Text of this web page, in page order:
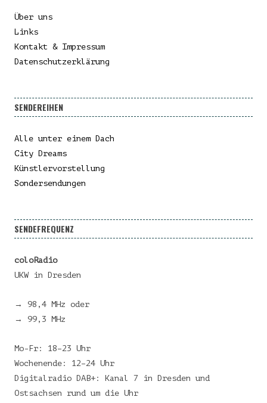
Über uns
Links
Kontakt & Impressum
Datenschutzerklärung
SENDEREIHEN
Alle unter einem Dach
City Dreams
Künstlervorstellung
Sondersendungen
SENDEFREQUENZ
coloRadio
UKW in Dresden
→ 98,4 MHz oder
→ 99,3 MHz
Mo-Fr: 18–23 Uhr
Wochenende: 12–24 Uhr
Digitalradio DAB+: Kanal 7 in Dresden und
Ostsachsen rund um die Uhr